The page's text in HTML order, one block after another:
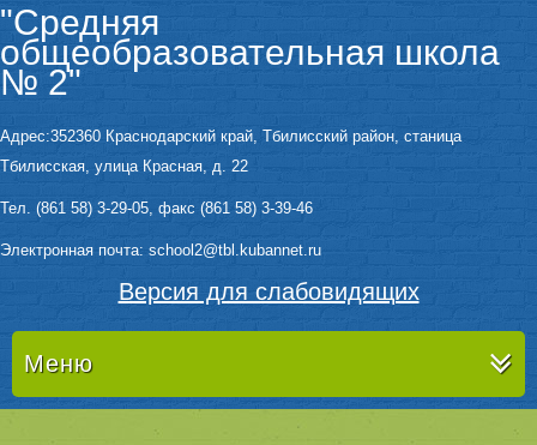
"Средняя
общеобразовательная школа
№ 2"
Адрес:352360 Краснодарский край, Тбилисский район, станица
Тбилисская, улица Красная, д. 22
Тел. (861 58) 3-29-05, факс (861 58) 3-39-46
Электронная почта: sсhool2@tbl.kubannet.ru
Версия для слабовидящих
Меню